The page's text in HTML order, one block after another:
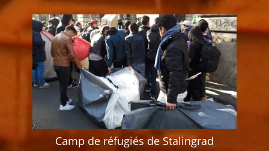
Camp de réfugiés de Stalingrad